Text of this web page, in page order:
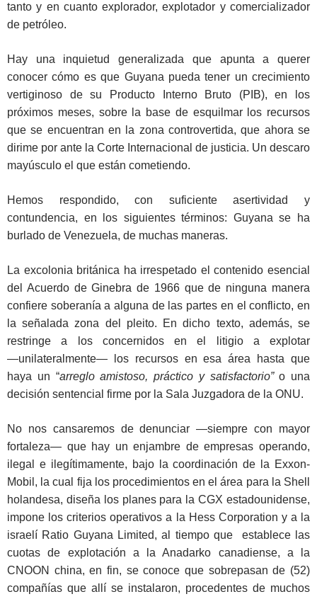
tanto y en cuanto explorador, explotador y comercializador
de petróleo.
Hay una inquietud generalizada que apunta a querer
conocer cómo es que Guyana pueda tener un crecimiento
vertiginoso de su Producto Interno Bruto (PIB), en los
próximos meses, sobre la base de esquilmar los recursos
que se encuentran en la zona controvertida, que ahora se
dirime por ante la Corte Internacional de justicia. Un descaro
mayúsculo el que están cometiendo.
Hemos respondido, con suficiente asertividad y
contundencia, en los siguientes términos: Guyana se ha
burlado de Venezuela, de muchas maneras.
La excolonia británica ha irrespetado el contenido esencial
del Acuerdo de Ginebra de 1966 que de ninguna manera
confiere soberanía a alguna de las partes en el conflicto, en
la señalada zona del pleito. En dicho texto, además, se
restringe a los concernidos en el litigio a explotar
―unilateralmente― los recursos en esa área hasta que
haya un “arreglo amistoso, práctico y satisfactorio”o una
decisión sentencial firme por la Sala Juzgadora de la ONU.
No nos cansaremos de denunciar ―siempre con mayor
fortaleza― que hay un enjambre de empresas operando,
ilegal e ilegítimamente, bajo la coordinación de la Exxon-
Mobil, la cual fija los procedimientos en el área para la Shell
holandesa, diseña los planes para la CGX estadounidense,
impone los criterios operativos a la Hess Corporation y a la
israelí Ratio Guyana Limited, al tiempo que establece las
cuotas de explotación a la Anadarko canadiense, a la
CNOON china, en fin, se conoce que sobrepasan de (52)
compañías que allí se instalaron, procedentes de muchos